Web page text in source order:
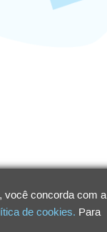
você concorda com a
de cookies. Para